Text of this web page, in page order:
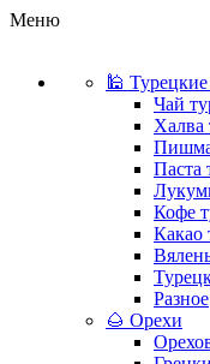
Меню
🕌
Чай
Халва
Паста
Кофе
Какао
Разное
🌰 Орехи